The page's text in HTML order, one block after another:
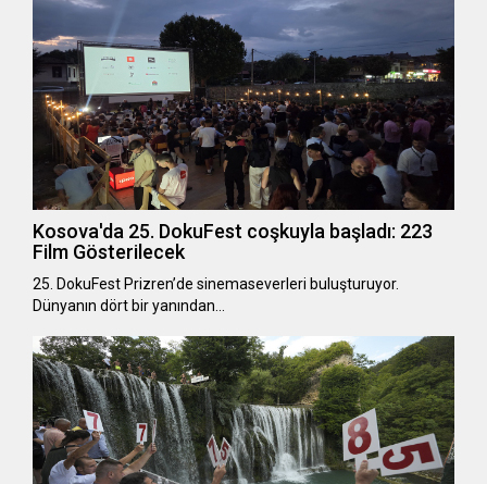
Kosova'da 25. DokuFest coşkuyla başladı: 223
Film Gösterilecek
25. DokuFest Prizren’de sinemaseverleri buluşturuyor.
Dünyanın dört bir yanından…